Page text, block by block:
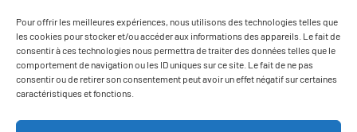
Pour offrir les meilleures expériences, nous utilisons des technologies telles que
les cookies pour stocker et/ou accéder aux informations des appareils. Le fait de
consentir à ces technologies nous permettra de traiter des données telles que le
comportement de navigation ou les ID uniques sur ce site. Le fait de ne pas
consentir ou de retirer son consentement peut avoir un effet négatif sur certaines
caractéristiques et fonctions.
Football/ Cyclisme/Tous les sports/Jeux olympiques/Rugby/
Basket-ball/Sports US/Boxe/Tennis/Bateaux/Formule 1/
Moto/Natation/Sports d'hiver/Marathon/Trail/Automobile
Baseball/Golf/Athlétisme